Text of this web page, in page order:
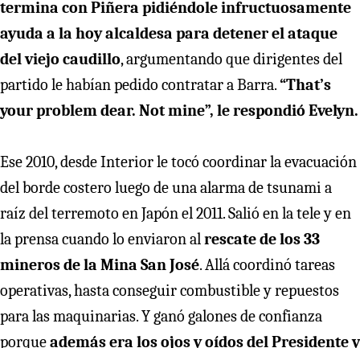
termina con Piñera pidiéndole infructuosamente
ayuda a la hoy alcaldesa para detener el ataque
del viejo caudillo, argumentando que dirigentes del
partido le habían pedido contratar a Barra.“That’s
your problem dear. Not mine”, le respondió Evelyn.
Ese 2010, desde Interior le tocó coordinar la evacuación
del borde costero luego de una alarma de tsunami a
raíz del terremoto en Japón el 2011. Salió en la tele y en
la prensa cuando lo enviaron alrescate de los 33
mineros de la Mina San José. Allá coordinó tareas
operativas, hasta conseguir combustible y repuestos
para las maquinarias. Y ganó galones de confianza
porqueademás era los ojos y oídos del Presidente y